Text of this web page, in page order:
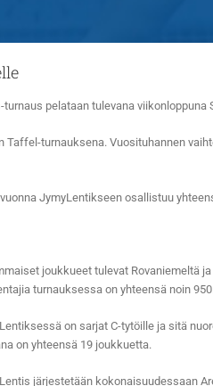
pelataan tulevana viikonloppuna
turnauksena. Vuosituhannen
JymyLentikseen osallistuu
joukkueet tulevat Rovaniemeltä
turnauksessa on yhteensä noin 950.
on sarjat C-tytöille ja sitä
on yhteensä 19 joukkuetta.
järjestetään kokonaisuudessaan